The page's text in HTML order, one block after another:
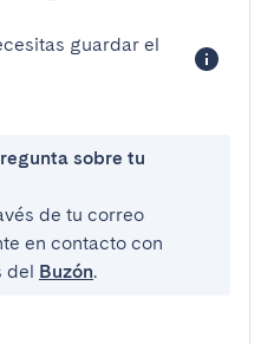
guardar el
sobre tu
de tu correo
en contacto con
del Buzón.